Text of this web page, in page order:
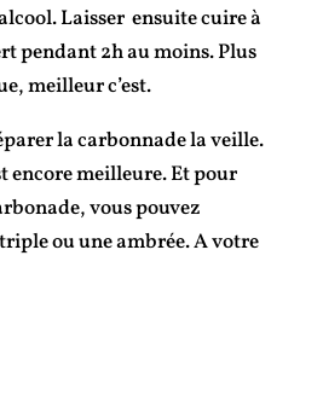
Laisser ensuite cuire à
pendant 2h au moins. Plus
meilleur c’est.
la carbonnade la veille.
encore meilleure. Et pour
vous pouvez
ou une ambrée. A votre